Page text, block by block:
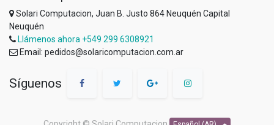
Solari Computacion, Juan B. Justo 864 Neuquén Capital
Neuquén
Llámenos ahora +549 299 6308921
Email: pedidos@solaricomputacion.com.ar
Síguenos